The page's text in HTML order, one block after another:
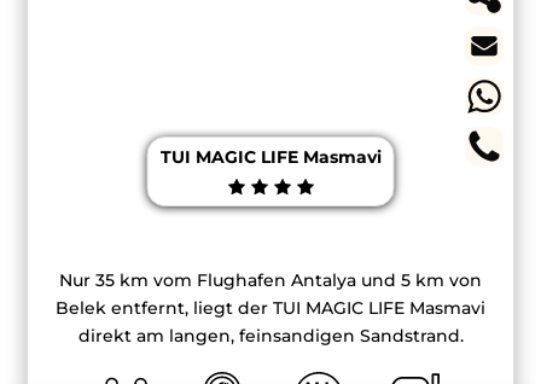
TUI MAGIC LIFE Masmavi
Nur 35 km vom Flughafen Antalya und 5 km von
Belek entfernt, liegt der TUI MAGIC LIFE Masmavi
direkt am langen, feinsandigen Sandstrand.